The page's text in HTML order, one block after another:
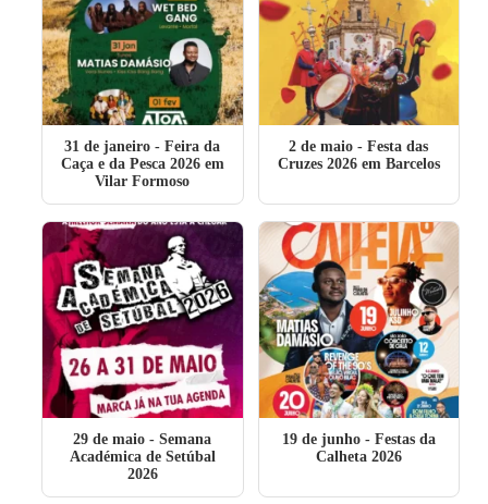
31 de janeiro - Feira da
Caça e da Pesca 2026 em
Vilar Formoso
2 de maio - Festa das
Cruzes 2026 em Barcelos
29 de maio - Semana
Académica de Setúbal
2026
19 de junho- Festas da
Calheta 2026